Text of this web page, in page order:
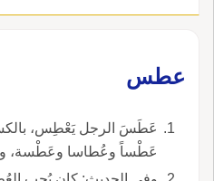
عطس
عَطَسَ الرجل يَعْطِس،
عَطْساً وعُطاسا وعَطْسة،